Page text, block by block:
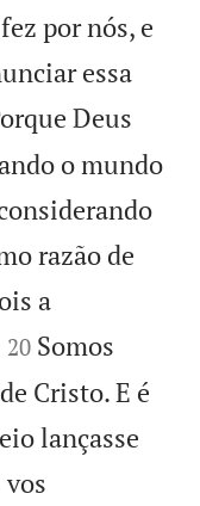
por nós, e
essa
Deus
o mundo
razão de
a


20 Somos
Cristo. E é
lançasse